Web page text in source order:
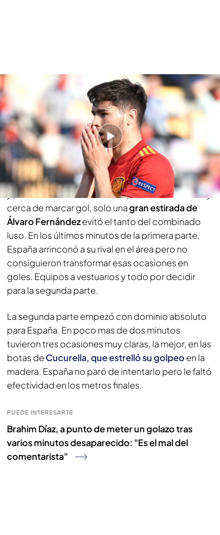
El jugadón de Brahim Díaz y Bryan Gil
Javi Puado se viste de héroe ante Croacia y lleva a
España a las semifinales del Europeo Sub21 (2-1)
Las ocasiones de Portugal no se hicieron esperar
y poco más de un minuto después estuvieron muy
cerca de marcar gol, solo unagran estirada de
Álvaro Fernándezevitó el tanto del combinado
luso. En los últimos minutos de la primera parte,
España arrinconó a su rival en el área pero no
consiguieron transformar esas ocasiones en
goles. Equipos a vestuarios y todo por decidir
para la segunda parte.
La segunda parte empezó con dominio absoluto
para España. En poco mas de dos minutos
tuvieron tres ocasiones muy claras, la mejor, en las
botas de Cucurella, que estrelló su golpeo en la
madera. España no paró de intentarlo pero le faltó
efectividad en los metros finales.
PUEDE INTERESARTE
Brahim Díaz, a punto de meter un golazo tras
varios minutos desaparecido: "Es el mal del
comentarista"